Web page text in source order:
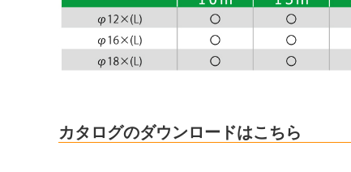
カタログのダウンロードはこちら